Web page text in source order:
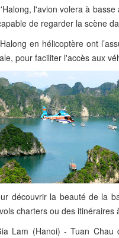
l'avion volera à
de regarder la scène
en hélicoptère ont
pour faciliter l'accès aux
découvrir la beauté de la
charters ou des itinéraires
Lam (Hanoi) - Tuan